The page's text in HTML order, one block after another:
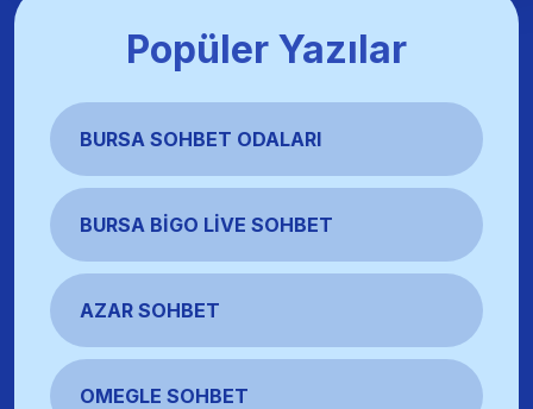
Popüler Yazılar
BURSA SOHBET ODALARI
BURSA BIGO LIVE SOHBET
AZAR SOHBET
OMEGLE SOHBET